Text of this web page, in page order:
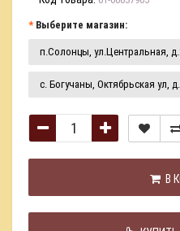
Выберите магазин:
п.Солонцы, ул.Центральная,
с. Богучаны, Октябрьская ул,
В